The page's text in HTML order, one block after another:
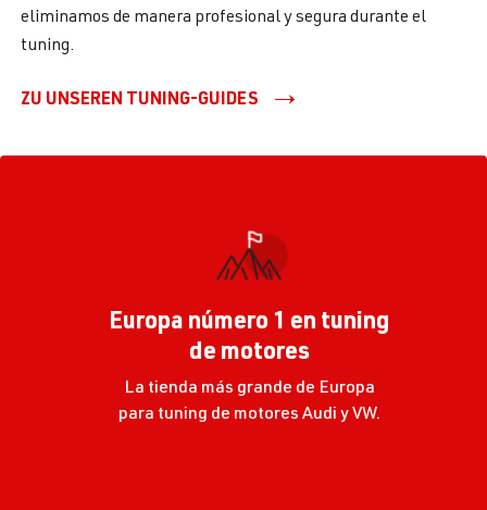
eliminamos de manera profesional y segura durante el
tuning.
ZU UNSEREN TUNING-GUIDES
Europa número 1 en tuning
de motores
La tienda más grande de Europa
para tuning de motores Audi y VW.